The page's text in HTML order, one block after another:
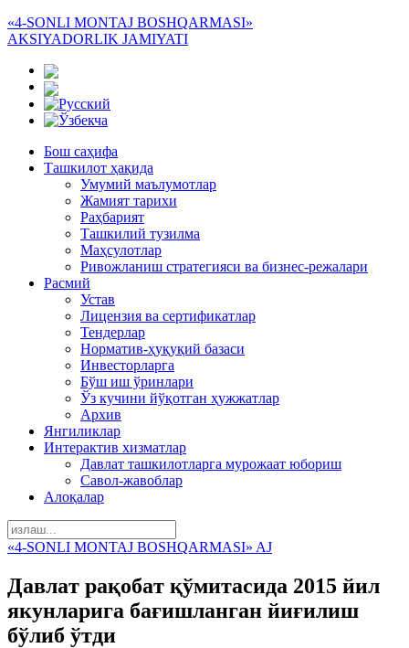
«4-SONLI MONTAJ BOSHQARMASI»
AKSIYADORLIK JAMIYATI
Бош саҳифа
Ташкилот ҳақида
Умумий маълумотлар
Жамият тарихи
Раҳбарият
Ташкилий тузилма
Маҳсулотлар
Ривожланиш стратегияси ва бизнес-режалари
Расмий
Устав
Лицензия ва сертификатлар
Тендерлар
Норматив-ҳуқуқий базаси
Инвесторларга
Бўш иш ўринлари
Ўз кучини йўқотган ҳужжатлар
Архив
Янгиликлар
Интерактив хизматлар
Давлат ташкилотларга мурожаат юбориш
Савол-жавоблар
Алоқалар
«4-SONLI MONTAJ BOSHQARMASI» AJ
Дaвлaт рaқобaт қўмитaсидa 2015 йил
якунлaригa бaғишлaнгaн йиғилиш
бўлиб ўтди